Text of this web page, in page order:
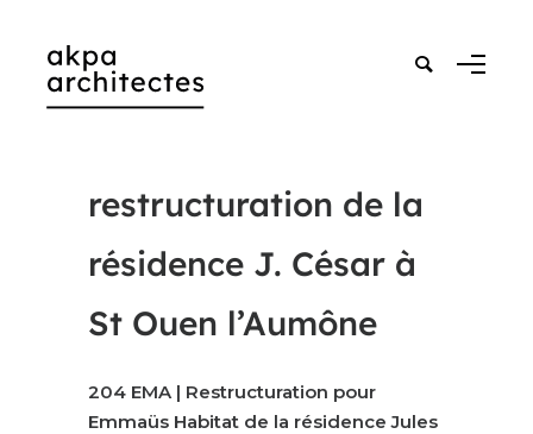
restructuration de la
résidence J. César à
St Ouen l’Aumône
204 EMA | Restructuration pour
Emmaüs Habitat de la résidence Jules